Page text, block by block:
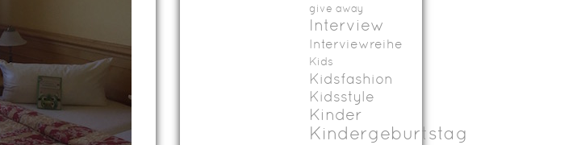
give away
Interview
Interviewreihe
Kids
Kidsfashion
Kidsstyle
Kinder
Kindergeburtstag